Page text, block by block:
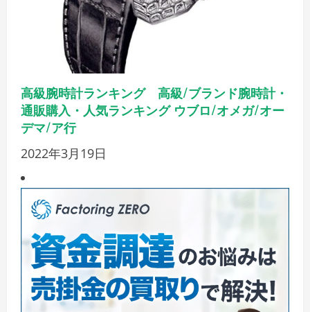
高級腕時計ランキング 高級/ブランド腕時計・
通販購入・人気ランキング ウブロ/オメガ/オー
デマ/ア行
2022年3月19日